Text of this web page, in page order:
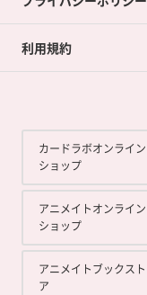
利用規約
カードラボオンライン
ショップ
アニメイトオンライン
ショップ
アニメイトブックスト
ア